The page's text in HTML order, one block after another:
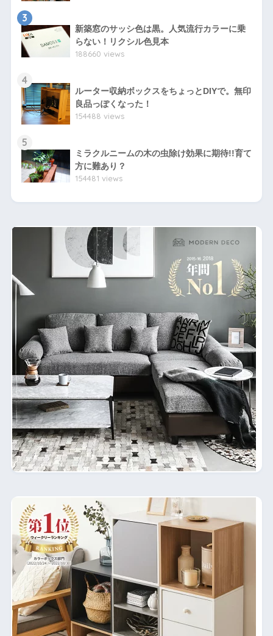
3
新築窓のサッシ色は黒。人気流行カラーに乗
らない！リクシル色見本
188660 views
4
ルーター収納ボックスをちょっとDIYで。無印
良品っぽくなった！
154488 views
5
ミラクルニームの木の虫除け効果に期待!!育て
方に難あり？
154481 views